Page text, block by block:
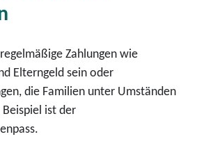
Zahlungen wie
Elterngeld sein oder
die Familien unter Umständen
ist der